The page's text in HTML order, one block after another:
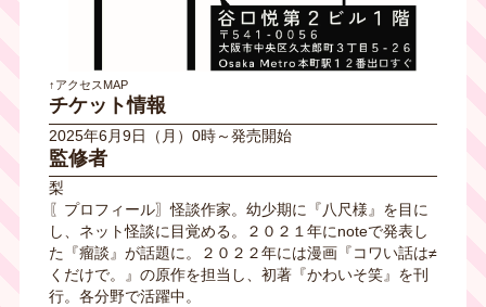
↑アクセスMAP
チケット情報
2025年6月9日（月）0時～発売開始
監修者
梨
〖プロフィール〗怪談作家。幼少期に『八尺様』を目に
し、ネット怪談に目覚める。２０２１年にnoteで発表し
た『瘤談』が話題に。２０２２年には漫画『コワい話は≠
くだけで。』の原作を担当し、初著『かわいそ笑』を刊
行。各分野で活躍中。